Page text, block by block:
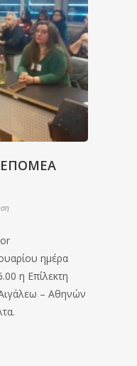
ΕΠΟΜΕΑ
ημέρα
η Επίλεκτη
– Αθηνών